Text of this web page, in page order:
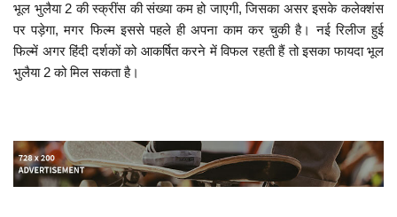
भूल भुलैया 2 की स्क्रींस की संख्या कम हो जाएगी, जिसका असर इसके कलेक्शंस
पर पड़ेगा, मगर फिल्म इससे पहले ही अपना काम कर चुकी है। नई रिलीज हुई
फिल्में अगर हिंदी दर्शकों को आकर्षित करने में विफल रहती हैं तो इसका फायदा भूल
भुलैया 2 को मिल सकता है।